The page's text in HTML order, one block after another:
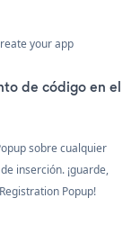
your app
de código en el
sobre cualquier
inserción. ¡guarde,
Popup!